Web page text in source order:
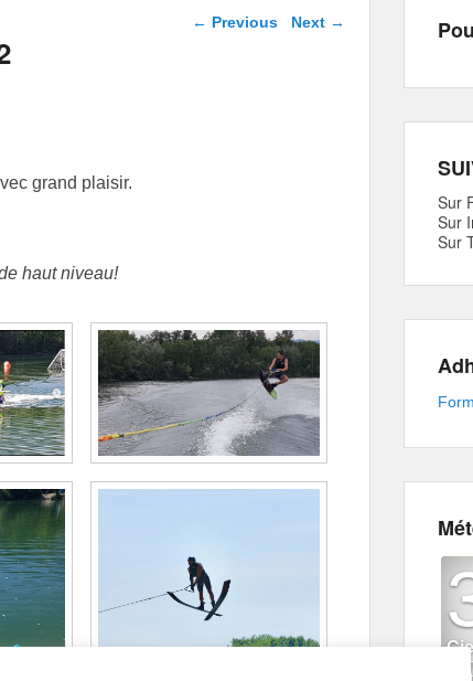
Post navigation
← Previous Next →
grand plaisir.
haut niveau!
Sur
Sur
Sur